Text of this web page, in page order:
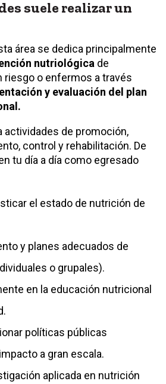
suele realizar un
área se dedica principalmente
nutriológica de
riesgo o enfermos a través
y evaluación del plan
actividades de promoción,
control y rehabilitación. De
tu día a día como egresado
el estado de nutrición de
y planes adecuados de
o grupales).
en la educación nutricional
políticas públicas
a gran escala.
aplicada en nutrición